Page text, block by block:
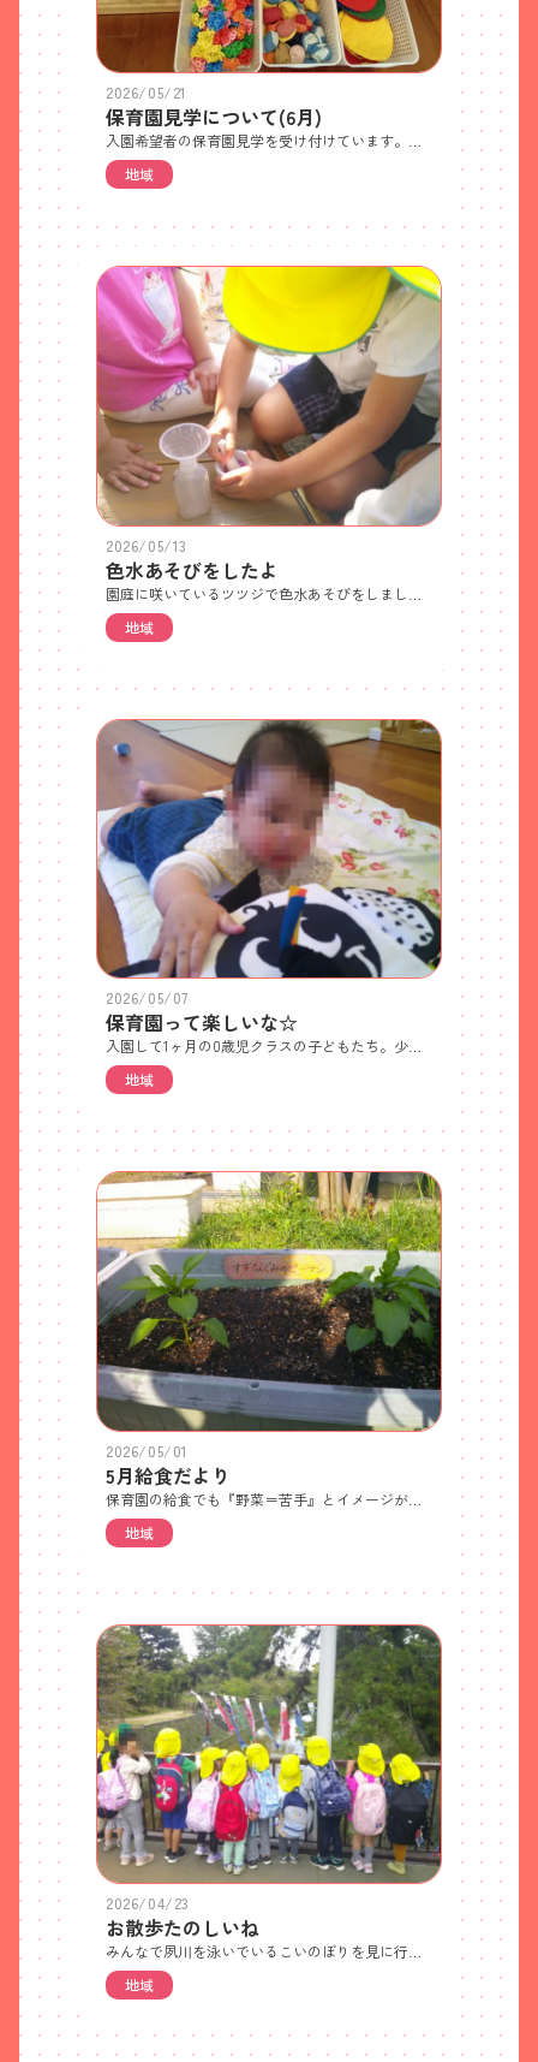
2026/05/21
保育園見学について(6月)
入園希望者の保育園見学を受け付けています。ご希望の方は電話でご予約ください。 ・見学日 6月23日(火)・10時から約30分程度で園全体と保育内容についてご紹介します・各日先着5世帯(残り4世帯) 世帯ごとの人数制限はありません・特に持ち物はありません・徒歩か自転車でお越しください(ベビーカー可) ※自転車やベビーカーは駐輪場においてください 駐車場はご利用いただけません。近隣のパーキングをご利用ください。また、園前道路での車の駐停車も禁止です。送迎してもらう場合やタクシーをご利用の場合は、園前道路を避けたところで乗り降りしてください
地域
2026/05/13
色水あそびをしたよ
地域
2026/05/07
保育園って楽しいな☆
入園して1ヶ月の0歳児クラスの子どもたち。少しずつ慣れてきてお気に入りの玩具を見つけたり、笑顔が見られるようになったりしてきました。ポットン落としで穴に入れられるようになったり、様々な食材を食べられるようになったりなど、たった1ヶ月ですができることも増えました。
地域
2026/05/01
5月給食だより
地域
2026/04/23
お散歩たのしいね
みんなで夙川を泳いでいるこいのぼりを見に行きました。「大きいね」「あのレインボーがかっこいい」と話す子どもたち。緑地公園ではたんぽぽを見つけました。
地域